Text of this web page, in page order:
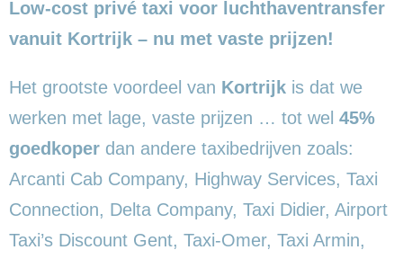
Low-cost privé taxi voor luchthaventransfer
vanuit Kortrijk – nu met vaste prijzen!
Het grootste voordeel van Kortrijk is dat we
werken met lage, vaste prijzen … tot wel 45%
goedkoper dan andere taxibedrijven zoals:
Arcanti Cab Company, Highway Services, Taxi
Connection, Delta Company, Taxi Didier, Airport
Taxi’s Discount Gent, Taxi-Omer, Taxi Armin,